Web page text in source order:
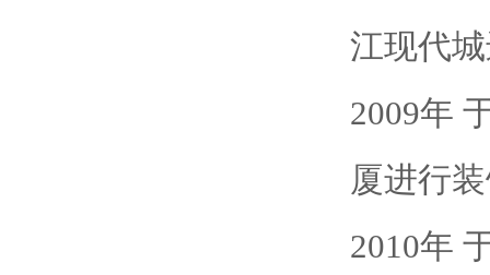
江现代
2009年
厦进行
2010年